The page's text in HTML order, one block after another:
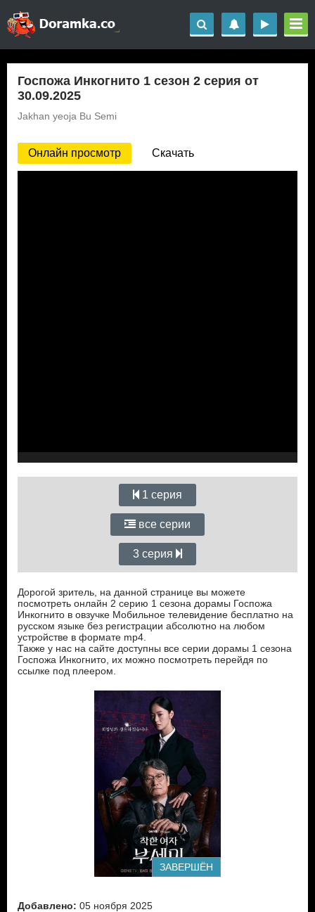
Госпожа Инкогнито 1 сезон 2 серия от
30.09.2025
Jakhan yeoja Bu Semi
Онлайн просмотр Скачать
1 серия
все серии
3 серия
Дорогой зритель, на данной странице вы можете
посмотреть онлайн 2 серию 1 сезона дорамы Госпожа
Инкогнито в овзучке Мобильное телевидение бесплатно на
русском языке без регистрации абсолютно на любом
устройстве в формате mp4.
Также у нас на сайте доступны все серии дорамы 1 сезона
Госпожа Инкогнито, их можно посмотреть перейдя по
ссылке под плеером.
ЗАВЕРШЁН
Добавлено: 05 ноября 2025